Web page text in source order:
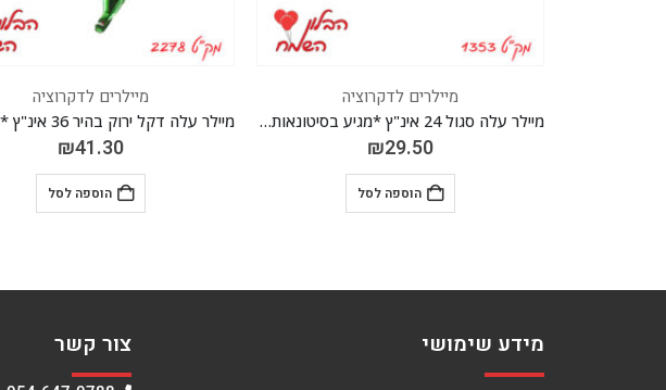
מיילרים לדקרוציה
מיילר עלה סגול 24 אינ"ץ *מגיע בסיטונאות חבילה של 5 יח' *
₪29.50
הוספה לסל
מיילרים לדקרוציה
מיילר עלה דקל ירוק בהיר 36 אינ"ץ *מגיע בסיטונאות חבילה של 5 יח' *
₪41.30
הוספה לסל
מידע שימושי צור קשר